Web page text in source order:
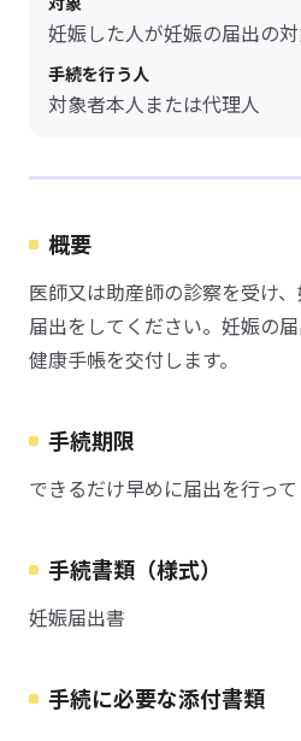
妊娠した人が妊娠の届出の対
手続を行う人
対象者本人または代理人
概要
医師又は助産師の診察を受け
届出をしてください。妊娠の
健康手帳を交付します。
手続期限
できるだけ早めに届出を行って
手続書類（様式）
妊娠届出書
手続に必要な添付書類